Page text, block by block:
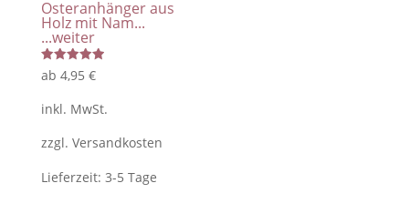
Osteranhänger aus
Holz mit Nam...
...weiter
Bewertet
mit
von 5
ab 4,95 €
inkl. MwSt.
zzgl. Versandkosten
Lieferzeit: 3-5 Tage